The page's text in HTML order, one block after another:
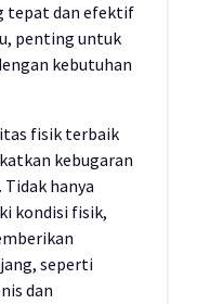
tepat dan efektif
penting untuk
kebutuhan
fisik terbaik
kebugaran
Tidak hanya
kondisi fisik,
seperti
dan